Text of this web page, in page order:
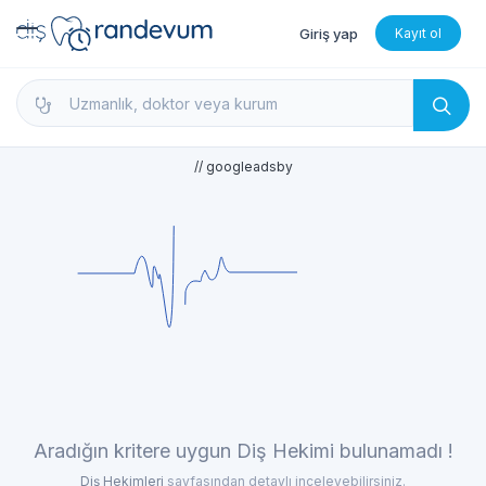
dishekimleri.net - Diş Hekimi Bul, Yorumları İncele
Giriş yap Kayıt ol
// googleadsby
Aradığın kritere uygun Diş Hekimi bulunamadı !
Diş Hekimleri sayfasından detaylı inceleyebilirsiniz.